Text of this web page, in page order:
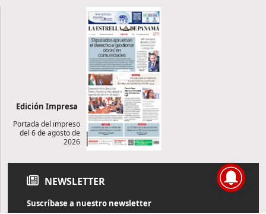
Edición Impresa
Portada del impreso
del 6 de agosto de
2026
NEWSLETTER
Suscríbase a nuestro newsletter